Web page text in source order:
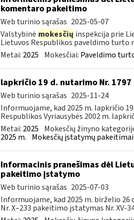
komentaro pakeitimo
Web turinio sąrašas 2025-05-07
Valstybinė mokesčių inspekcija prie
Lietuvos Respublikos paveldimo turto
Metai: 2025 Mokesčiai: Paveldimo
lapkričio 19 d. nutarimo Nr.
Web turinio sąrašas 2025-11-24
Informuojame, kad 2025 m. lapkričio
Respublikos Vyriausybės 2002 m.
Metai: 2025 Mokesčių žinyno
2025 m. Mokesčių įstatymų
Informacinis pranešimas dėl
pakeitimo įstatymo
Web turinio sąrašas 2025-07-03
Informuojame, kad 2025 m. birželio
Nr. X–233 pakeitimo įstatymas Nr. XV-